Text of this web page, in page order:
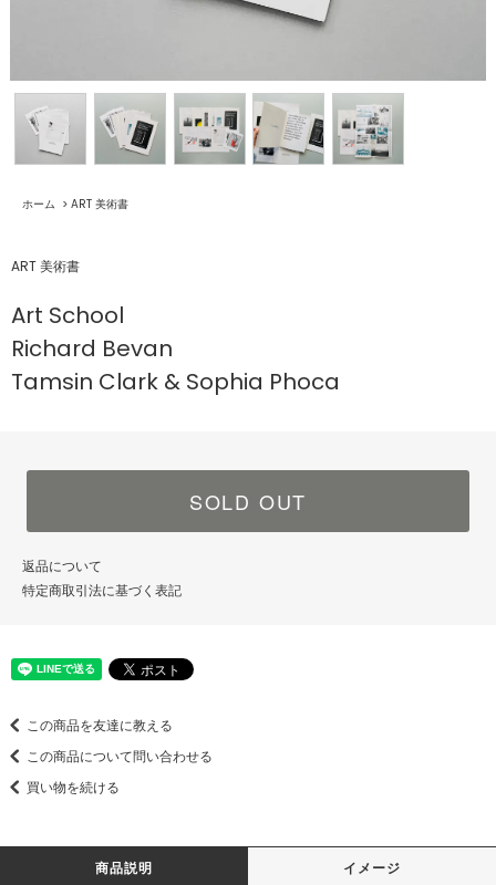
ホーム > ART 美術書
ART 美術書
Art School
Richard Bevan
Tamsin Clark & Sophia Phoca
SOLD OUT
返品について
特定商取引法に基づく表記
この商品を友達に教える
この商品について問い合わせる
買い物を続ける
商品説明 イメージ